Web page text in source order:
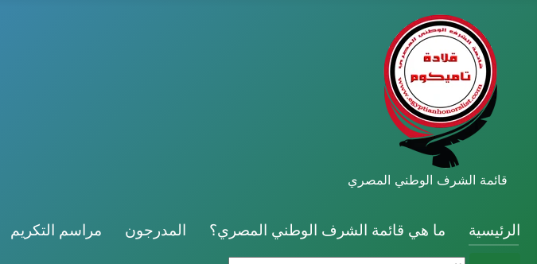
قائمة الشرف الوطني المصري
الرئيسية ما هي قائمة الشرف الوطني المصري؟ المدرجون مراسم التكريم